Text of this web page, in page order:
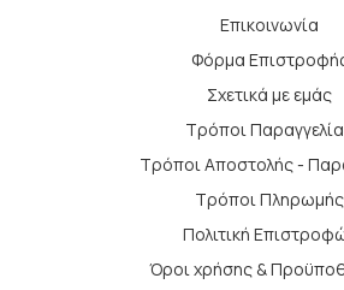
Επικοινωνία
Φόρμα
Σχετικά με εμάς
Τρόποι
Τρόποι Αποστολής -
Tρόποι Πληρωμής
Πολιτική
Όροι χρήσης &